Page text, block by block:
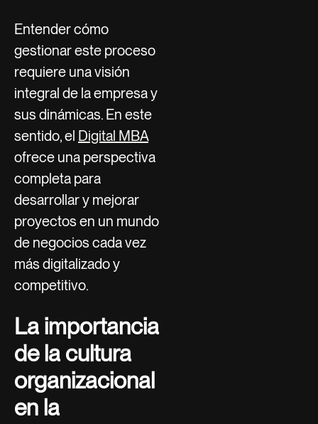
Entender cómo
gestionar este proceso
requiere una visión
integral de la empresa y
sus dinámicas. En este
sentido, el Digital MBA
ofrece una perspectiva
completa para
desarrollar y mejorar
proyectos en un mundo
de negocios cada vez
más digitalizado y
competitivo.
La importancia
de la cultura
organizacional
en la